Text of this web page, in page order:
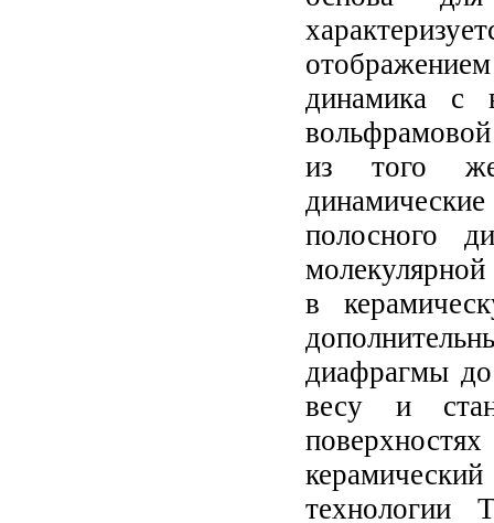
динамика с
из того же
полосного
молекулярной
в
диафрагмы
весу и
технологии